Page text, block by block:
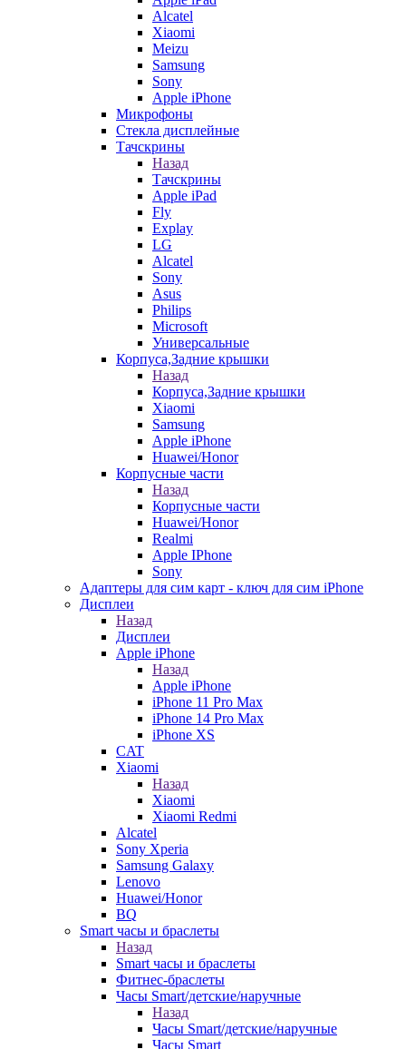
Alcatel
Xiaomi
Meizu
Samsung
Sony
Apple iPhone
Микрофоны
Стекла дисплейные
Тачскрины
Назад
Тачскрины
Apple iPad
Fly
Explay
LG
Alcatel
Sony
Asus
Philips
Microsoft
Универсальные
Корпуса,Задние крышки
Назад
Корпуса,Задние крышки
Xiaomi
Samsung
Apple iPhone
Huawei/Honor
Корпусные части
Назад
Корпусные части
Huawei/Honor
Realmi
Apple IPhone
Sony
Адаптеры для сим карт - ключ для сим iPhone
Дисплеи
Назад
Дисплеи
Apple iPhone
Назад
Apple iPhone
iPhone 11 Pro Max
iPhone 14 Pro Max
iPhone XS
CAT
Xiaomi
Назад
Xiaomi
Xiaomi Redmi
Alcatel
Sony Xperia
Samsung Galaxy
Lenovo
Huawei/Honor
BQ
Smart часы и браслеты
Назад
Smart часы и браслеты
Фитнес-браслеты
Часы Smart/детские/наручные
Назад
Часы Smart/детские/наручные
Часы Smart